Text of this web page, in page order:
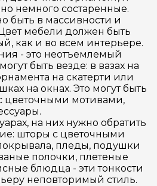
немного состаренные.
быть в массивности и
мебели должен быть
как и во всем интерьере.
- это неотъемлемый
быть везде: в вазах на
на скатерти или
на окнах. Это могут быть
цветочными мотивами,
на них нужно обратить
шторы с цветочными
пледы, подушки
полочки, плетеные
блюдца - эти тонкости
неповторимый стиль.